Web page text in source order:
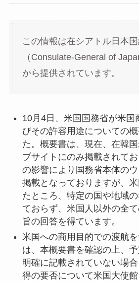
この情報は在シアトル日本
（Consulate-General of
から提供されています。
10月4日、米国国務省が米国
びその許容用途についての
た。概要書は、現在、在韓
ブサイトにのみ掲載されて
の影響により国務省本体の
掲載となっておりますが、
たところ、特定の国や地域
ておらず、米国人以外の全
旨の回答を得ています。
米国への商用目的での渡航
は、本概要書を確認の上、
明確に記載されていない場
得の要否について米国大使